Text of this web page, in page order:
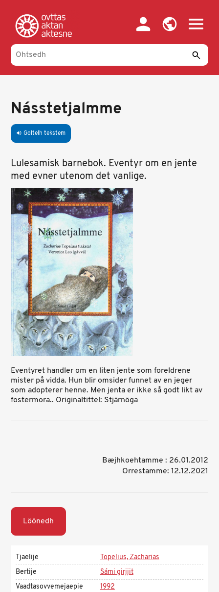
main
content
Násstetjalmme
volume_up Goltelh tekstem
Lulesamisk barnebok. Eventyr om en jente
med evner utenom det vanlige.
Eventyret handler om en liten jente som foreldrene
mister på vidda. Hun blir omsider funnet av en jeger
som adopterer henne. Men jenta er ikke så godt likt av
fostermora.. Originaltittel: Stjärnöga
Bæjhkoehtamme : 26.01.2012
Orrestamme: 12.12.2021
Löönedh
Tjaelije
Topelius, Zacharias
Bertije
Sámi girjjit
Vaadtasovvemejaepie
1992